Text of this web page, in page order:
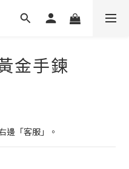
金手鍊
邊「客服」。